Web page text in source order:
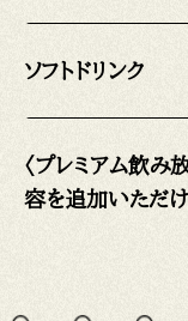
ソフトドリンク
〈プレミアム飲
容を追加いただけ